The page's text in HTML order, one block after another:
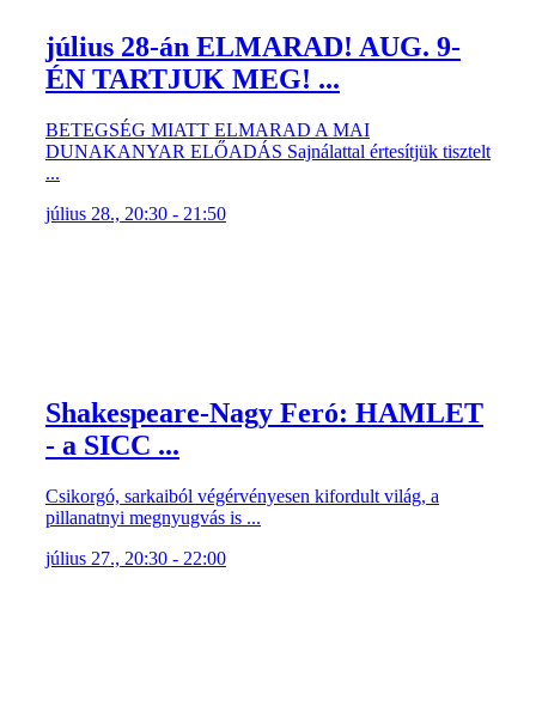
július 28-án ELMARAD! AUG. 9-
ÉN TARTJUK MEG! ...
BETEGSÉG MIATT ELMARAD A MAI
DUNAKANYAR ELŐADÁS Sajnálattal értesítjük tisztelt
...
július 28., 20:30 - 21:50
Shakespeare-Nagy Feró: HAMLET
- a SICC ...
Csikorgó, sarkaiból végérvényesen kifordult világ, a
pillanatnyi megnyugvás is ...
július 27., 20:30 - 22:00